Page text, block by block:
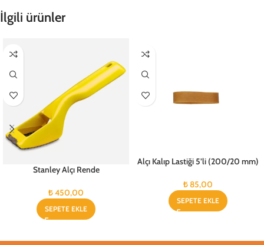
İlgili ürünler
Stanley Alçı Rende
₺450,00
SEPETE EKLE
Alçı Kalıp Lastiği 5’li (200/20 mm)
₺85,00
SEPETE EKLE